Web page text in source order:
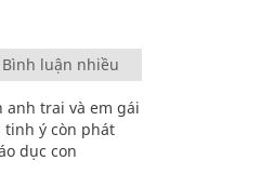
Bình luận nhiều
anh trai và em gái
ý còn phát
dục con